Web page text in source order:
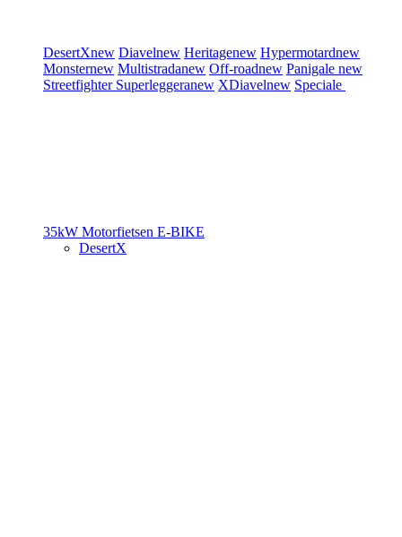
DesertXnew Diavelnew Heritagenew Hypermotardnew
Monsternew Multistradanew Off-roadnew Panigale new
Streetfighter Superleggeranew XDiavelnew Speciale
35kW Motorfietsen E-BIKE
DesertX